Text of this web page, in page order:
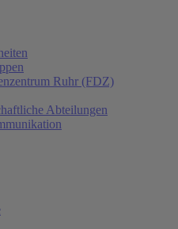
Ruhr (FDZ)
Abteilungen